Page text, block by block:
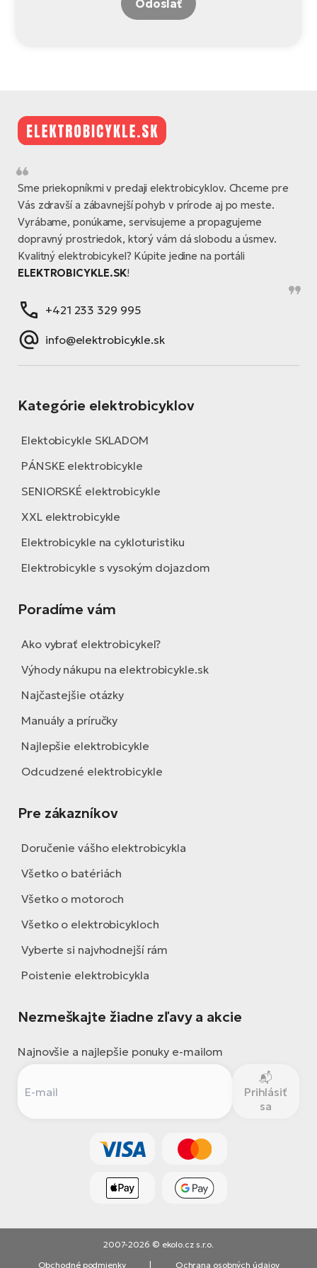
Odoslať
Sme priekopníkmi v predaji elektrobicyklov. Chceme pre
Vás zdravší a zábavnejší pohyb v prírode aj po meste.
Vyrábame, ponúkame, servisujeme a propagujeme
dopravný prostriedok, ktorý vám dá slobodu a úsmev.
Kvalitný elektrobicykel? Kúpite jedine na portáli
ELEKTROBICYKLE.SK!
+421 233 329 995
info@elektrobicykle.sk
Kategórie elektrobicyklov
Elektobicykle SKLADOM
PÁNSKE elektrobicykle
SENIORSKÉ elektrobicykle
XXL elektrobicykle
Elektrobicykle na cykloturistiku
Elektrobicykle s vysokým dojazdom
Poradíme vám
Ako vybrať elektrobicykel?
Výhody nákupu na elektrobicykle.sk
Najčastejšie otázky
Manuály a príručky
Najlepšie elektrobicykle
Odcudzené elektrobicykle
Pre zákazníkov
Doručenie vášho elektrobicykla
Všetko o batériách
Všetko o motoroch
Všetko o elektrobicykloch
Vyberte si najvhodnejší rám
Poistenie elektrobicykla
Nezmeškajte žiadne zľavy a akcie
Najnovšie a najlepšie ponuky e-mailom
Prihlásiť
sa
2007-2026 © ekolo.cz s.r.o.
Obchodné podmienky
Ochrana osobných údajov